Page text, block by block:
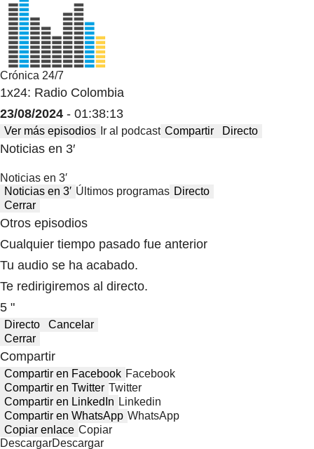
Crónica 24/7
1x24: Radio Colombia
23/08/2024 - 01:38:13
Ver más episodios Ir al podcast Compartir Directo
Noticias en 3′
Noticias en 3′
Noticias en 3′ Últimos programas Directo
Cerrar
Otros episodios
Cualquier tiempo pasado fue anterior
Tu audio se ha acabado.
Te redirigiremos al directo.
5 "
Directo
Cancelar
Cerrar
Compartir
Compartir en Facebook Facebook
Compartir en Twitter Twitter
Compartir en LinkedIn Linkedin
Compartir en WhatsApp WhatsApp
Copiar enlace Copiar
DescargarDescargar